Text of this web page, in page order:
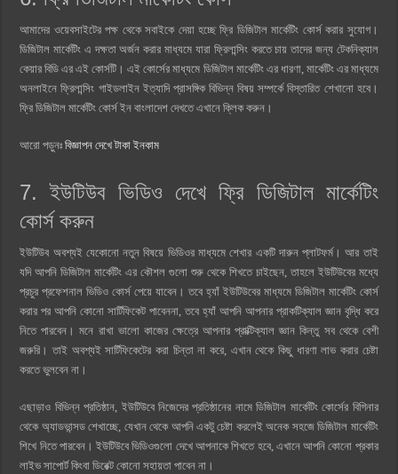
আমাদের ওয়েবসাইটের পক্ষ থেকে সবাইকে দেয়া হচ্ছে ফ্রি ডিজিটাল মার্কেটিং কোর্স করার সুযোগ।
ডিজিটাল মার্কেটিং এ দক্ষতা অর্জন করার মাধ্যমে যারা ফ্রিলান্সিং করতে চায় তাদের জন্য টেকনিক্যাল
কেয়ার বিডি এর এই কোর্সটি। এই কোর্সের মাধ্যমে ডিজিটাল মার্কেটিং এর ধারণা, মার্কেটিং এর মাধ্যমে
অনলাইনে ফ্রিলান্সিং গাইডলাইন ইত্যাদি প্রাসঙ্গিক বিভিন্ন বিষয় সম্পর্কে বিস্তারিত শেখানো হবে।
ফ্রি ডিজিটাল মার্কেটিং কোর্স ইন বাংলাদেশ দেখতে এখানে ক্লিক করুন।
আরো পড়ুনঃবিজ্ঞাপন দেখে টাকা ইনকাম
7. ইউটিউব ভিডিও দেখে ফ্রি ডিজিটাল মার্কেটিং
কোর্স করুন
ইউটিউব অবশ্যই যেকোনো নতুন বিষয়ে ভিডিওর মাধ্যমে শেখার একটি দারুন প্লাটফর্ম। আর তাই
যদি আপনি ডিজিটাল মার্কেটিং এর কৌশল গুলো শুরু থেকে শিখতে চাইছেন, তাহলে ইউটিউবের মধ্যে
প্রচুর প্রফেশনাল ভিডিও কোর্স পেয়ে যাবেন। তবে হ্যাঁ ইউটিউবের মাধ্যমে ডিজিটাল মার্কেটিং কোর্স
করার পর আপনি কোনো সার্টিফিকেট পাবেননা, তবে হ্যাঁ আপনি আপনার প্রাকটিক্যাল জ্ঞান বৃদ্ধি করে
নিতে পারবেন। মনে রাখা ভালো কাজের ক্ষেত্রে আপনার প্রাক্টিক্যাল জ্ঞান কিন্তু সব থেকে বেশী
জরুরি। তাই অবশ্যই সার্টিফিকেটের করা চিন্তা না করে, এখান থেকে কিছু ধারণা লাভ করার চেষ্টা
করতে ভুলবেন না।
এছাড়াও বিভিন্ন প্রতিষ্ঠান, ইউটিউবে নিজেদের প্রতিষ্ঠানের নামে ডিজিটাল মার্কেটিং কোর্সের বিগিনার
থেকে অ্যাডভান্সড শেখাচ্ছে, যেখান থেকে আপনি একটু চেষ্টা করলেই অনেক সহজে ডিজিটাল মার্কেটিং
শিখে নিতে পারবেন। ইউটিউবে ভিডিওগুলো দেখে আপনাকে শিখতে হবে, এখানে আপনি কোনো প্রকার
লাইভ সাপোর্ট কিংবা ডিরেক্ট কোনো সহায়তা পাবেন না।